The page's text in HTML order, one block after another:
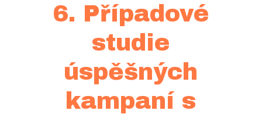
6. Případové
studie
úspěšných
kampaní s